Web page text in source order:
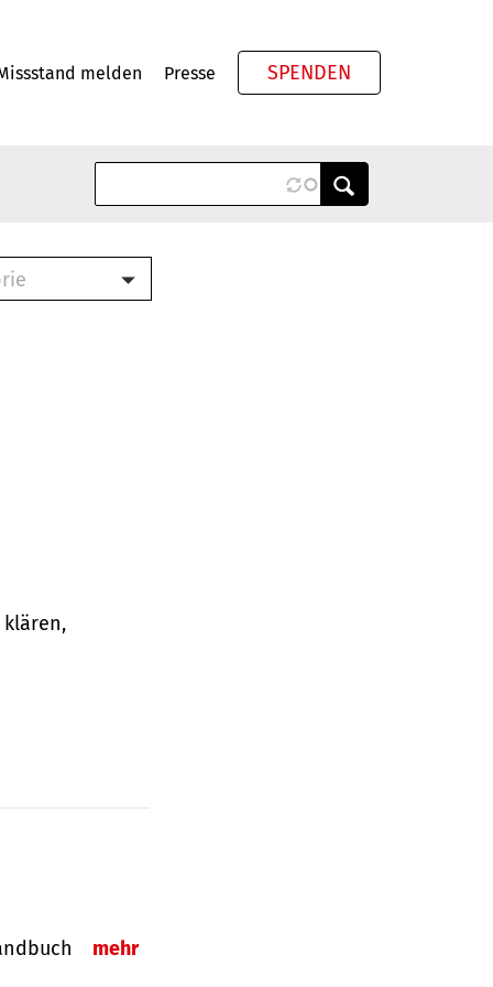
melden Presse SPENDEN
(RTF)
(PDF)
klären,
mehr